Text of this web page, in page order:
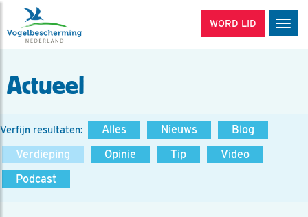
WORD LID
Actueel
Verfijn resultaten: Alles Nieuws
Blog
Verdieping
Opinie Tip
Video
Podcast